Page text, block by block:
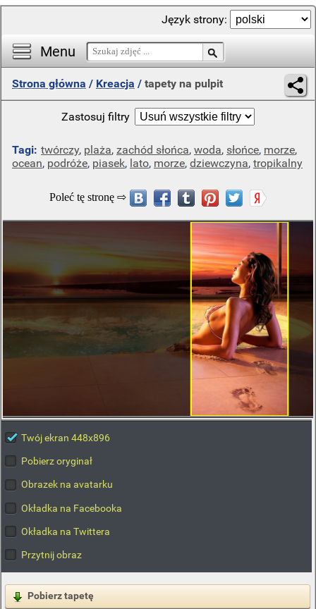
Menu
Język strony:
Strona główna / Kreacja / tapety na pulpit
Zastosuj filtry
Tagi: twórczy, plaża, zachód słońca, woda, słońce, morze,
ocean, podróże, piasek, lato, morze, dziewczyna, tropikalny
Twój ekran 448x896
Pobierz oryginał
Obrazek na avatarku
Okładka na Facebooka
Okładka na Twittera
Przytnij obraz
Pobierz tapetę